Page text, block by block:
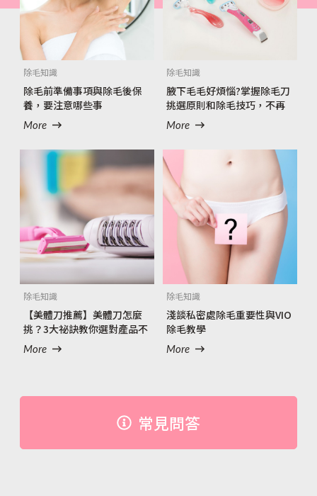
除毛知識
除毛前準備事項與除毛後保
養，要注意哪些事
More
除毛知識
腋下毛毛好煩惱?掌握除毛刀
挑選原則和除毛技巧，不再
卡卡刮傷自己
More
除毛知識
【美體刀推薦】美體刀怎麼
挑？3大祕訣教你選對產品不
卡卡
More
除毛知識
淺談私密處除毛重要性與VIO
除毛教學
More
常見問答